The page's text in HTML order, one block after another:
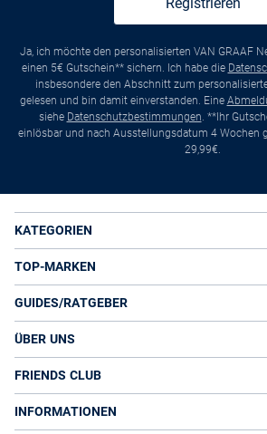
Registrieren
Ja, ich möchte den personalisierten VAN GRAAF
einen 5€ Gutschein** sichern. Ich habe die
insbesondere den Abschnitt zum
gelesen und bin damit einverstanden. Eine
siehe Datenschutzbestimmungen. **Ihr
einlösbar und nach Ausstellungsdatum 4 Wochen
29,99€.
KATEGORIEN
TOP-MARKEN
GUIDES/RATGEBER
ÜBER UNS
FRIENDS CLUB
INFORMATIONEN